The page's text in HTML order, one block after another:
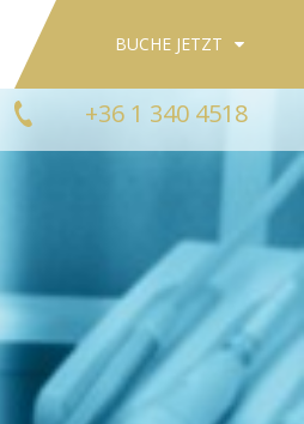
BUCHE JETZT
+36 1 340 4518